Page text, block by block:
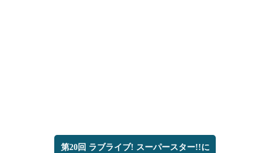
第20回 ラブライブ! スーパースター!!に